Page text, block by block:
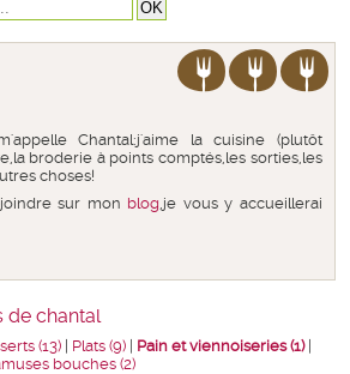
Chantal:j'aime la cuisine (plutôt
broderie à points comptés,les sorties,les
choses!
sur mon blog,je vous y accueillerai
de chantal
(13) Plats (9) Pain et viennoiseries (1)|
bouches (2)